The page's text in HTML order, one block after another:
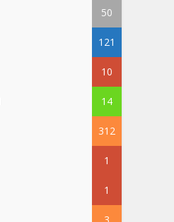
50
121
10
14
312
1
1
3